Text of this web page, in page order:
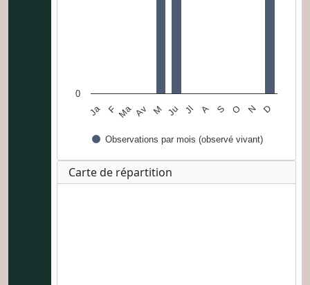
Observations par mois (observé vivant)
Ja F Ma Av M Ju Jl A S O N D
0
Carte de répartition